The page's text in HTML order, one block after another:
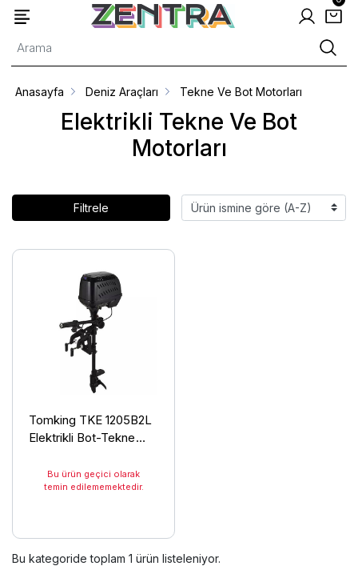
Elektrikli Tekne Ve Bot
Motorları
Anasayfa Deniz Araçları Tekne Ve Bot Motorları
Filtrele
Tomking TKE 1205B2L
Elektrikli Bot-Tekne
Bu ürün geçici olarak
temin edilememektedir.
Bu kategoride toplam 1 ürün listeleniyor.